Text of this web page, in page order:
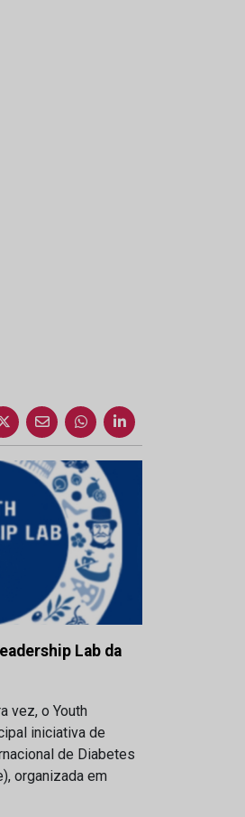
Lab da
vez, o Youth
iniciativa de
de Diabetes
organizada em